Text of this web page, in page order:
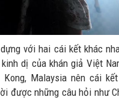
với hai cái kết khác
dị của khán giả Việt
Kong, Malaysia nên cái
được những câu hỏi như